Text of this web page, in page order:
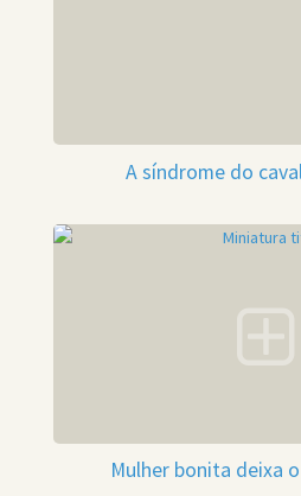
A síndrome do
Mulher bonita deixa